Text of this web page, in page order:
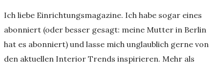
Ich liebe Einrichtungsmagazine. Ich habe sogar eines
abonniert (oder besser gesagt: meine Mutter in Berlin
hat es abonniert) und lasse mich unglaublich gerne von
den aktuellen Interior Trends inspirieren. Mehr als